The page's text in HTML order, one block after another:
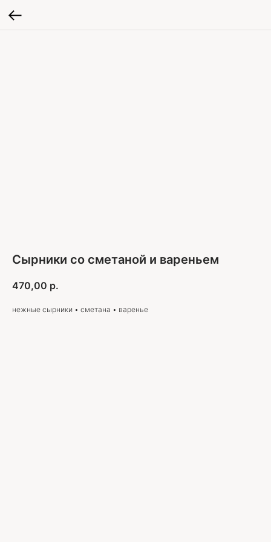
Сырники со сметаной и вареньем
470,00 р.
нежные сырники • сметана • варенье